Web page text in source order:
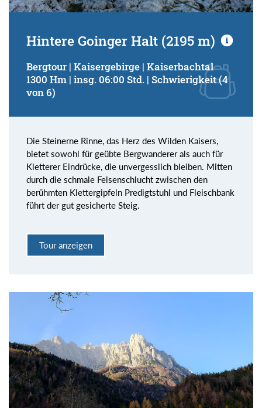
Hintere Goinger Halt (2195 m)
Bergtour | Kaisergebirge | Kaiserbachtal
1300 Hm | insg. 06:00 Std. | Schwierigkeit (4
von 6)
Die Steinerne Rinne, das Herz des Wilden Kaisers,
bietet sowohl für geübte Bergwanderer als auch für
Kletterer Eindrücke, die unvergesslich bleiben. Mitten
durch die schmale Felsenschlucht zwischen den
berühmten Klettergipfeln Predigtstuhl und Fleischbank
führt der gut gesicherte Steig.
Tour anzeigen